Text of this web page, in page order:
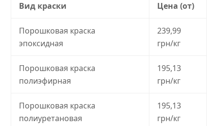
Вид краски Цена (от)
Порошковая краска
эпоксидная
239,99
грн/кг
Порошковая краска
полиэфирная
195,13
грн/кг
Порошковая краска
полиуретановая
195,13
грн/кг